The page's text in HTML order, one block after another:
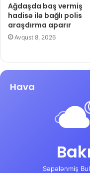
Ağdaşda baş vermiş
hadisə ilə bağlı polis
araşdırma aparır
Avqust 8, 2026
Hava
Bakı
Səpələnmiş